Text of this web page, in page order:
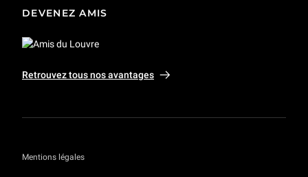
DEVENEZ AMIS
Retrouvez tous nos avantages
Mentions légales